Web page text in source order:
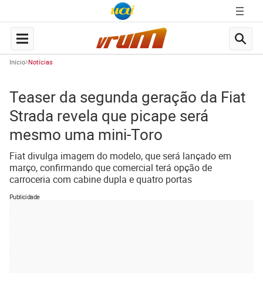
Início Notícias
Teaser da segunda geração da Fiat
Strada revela que picape será
mesmo uma mini-Toro
Fiat divulga imagem do modelo, que será lançado em
março, confirmando que comercial terá opção de
carroceria com cabine dupla e quatro portas
Publicidade